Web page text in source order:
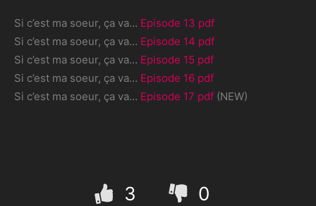
Si c’est ma soeur, ça va… Episode 13 pdf
Si c’est ma soeur, ça va… Episode 14 pdf
Si c’est ma soeur, ça va… Episode 15 pdf
Si c’est ma soeur, ça va… Episode 16 pdf
Si c’est ma soeur, ça va… Episode 17 pdf (NEW)
3 0